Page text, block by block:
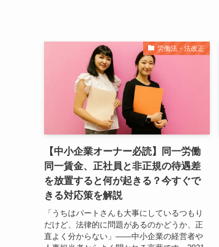
労働法・法改正
【中小企業オーナー必読】同一労働
同一賃金、正社員と非正規の待遇差
を放置すると何が起きる？今すぐで
きる対応策を解説
「うちはパートさんも大事にしているつもり
だけど、法律的に問題があるのかどうか、正
直よく分からない」——中小企業の経営者や